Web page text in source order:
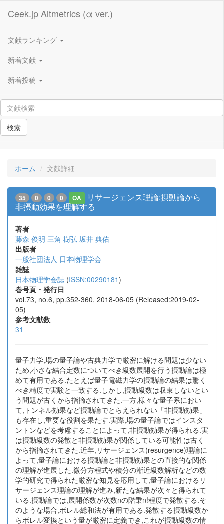
Ceek.jp Altmetrics (α ver.)
文献ランキング
新着文献
新着投稿
検索
ホーム 文献詳細
35 0 0 0 OA
リサージェンス理論:摂動論から
非摂動効果を理解する
著者
藤森 俊明 三角 樹弘 坂井 典佑
出版者
一般社団法人 日本物理学会
雑誌
日本物理学会誌 (ISSN:00290181)
巻号頁・発行日
vol.73, no.6, pp.352-360, 2018-06-05 (Released:2019-02-
05)
参考文献数
31
量子力学,場の量子論や古典力学で厳密に解ける問題は少ない
ため,小さな結合定数についてべき級数展開を行う摂動論は極
めて有用である.たとえば量子電磁力学の摂動論の結果は驚く
べき精度で実験と一致する.しかし,摂動級数は収束しないとい
う問題が古くから指摘されてきた.一方,様々な量子系におい
て,トンネル効果など摂動論でとらえられない「非摂動効果」
も存在し,重要な役割を果たす.実際,場の量子論ではインスタ
ントンなどを考慮することによって,非摂動効果が得られる.実
は摂動級数の発散と非摂動効果が関係している可能性は古く
から指摘されてきた.近年,リサージェンス(resurgence)理論に
よって,量子論における摂動論と非摂動効果との直接的な関係
の理解が進展した.微分方程式や積分の漸近級数解析などの数
学的研究で得られた厳密な知見を応用して,量子論におけるリ
サージェンス理論の理解が進み,新たな結果が次々と得られて
いる.摂動論では,展開係数が次数nの階乗n!程度で発散する.そ
のような場合,ボレル総和法が有用である.発散する摂動級数か
らボレル変換という量が厳密に定義でき,これが摂動級数の情